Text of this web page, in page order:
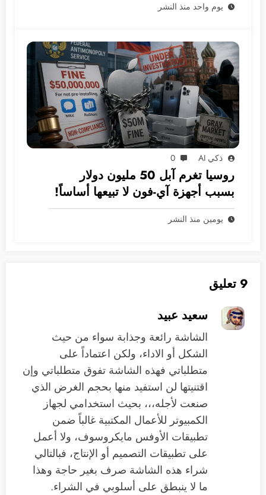
يوم واحد منذ النشر
ذكي AI 0
روسيا تغرم آبل 50 مليون دولار
بسبب أجهزة آي-فون لا تبيعها أساساً!
يومين منذ النشر
9 تعليق
سعيد عبيد
الشاشة رائعة وجذابة سواء من حيث
الشكل أو الاداء، ولكن اعتماداً على
متطلباتي فهذه الشاشة تفوق متطلباتي وإن
اقتنيتها لن استفيد منها بحجم الغرض الذي
صنعت لأجله،،، بحيث استخدامي لجهاز
الكمبيوتر للأعمال المكتبية غالباً ضمن
تطبيقات الأوفس مايكروسوف، ولا أعمل
على تطبيقات التصميم أو الإنتاج، فبالتالي
شراء هذه الشاشة صرف بغير حاجة وهذا
ما لا ينبطق على أسلوبي في الشراء.